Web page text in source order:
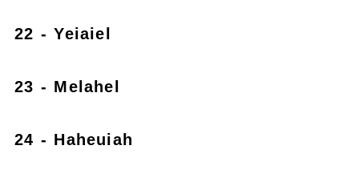
22 - Yeiaiel
23 - Melahel
24 - Haheuiah